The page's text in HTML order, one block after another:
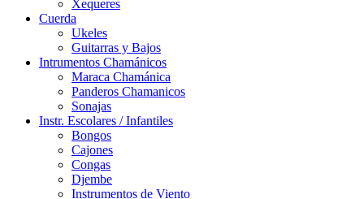
Xequeres
Cuerda
Ukeles
Guitarras y Bajos
Intrumentos Chamánicos
Maraca Chamánica
Panderos Chamanicos
Sonajas
Instr. Escolares / Infantiles
Bongos
Cajones
Congas
Djembe
Instrumentos de Viento